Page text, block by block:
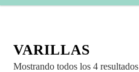
VARILLAS
Mostrando todos los 4 resultados